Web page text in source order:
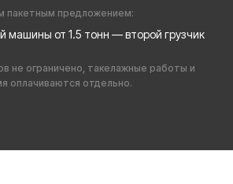
пакетным предложением:
машины от 1.5 тонн — второй грузчик
не ограничено, такелажные работы и
оплачиваются отдельно.